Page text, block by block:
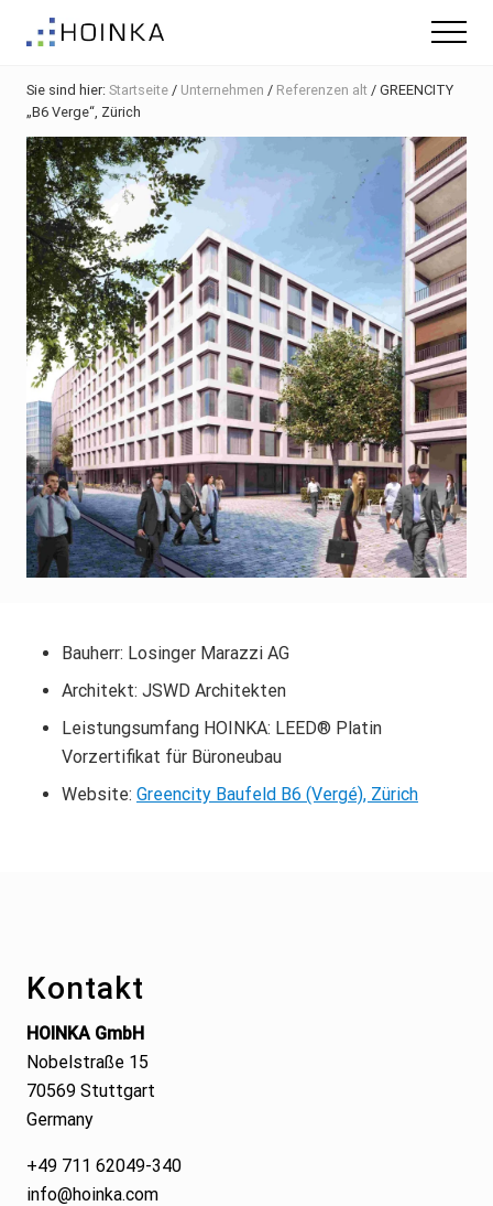
content
Hauptsidebar
Fußzeile
nachhaltig
Planen
Green
Building
Menu
Sie sind hier: Startseite / Unternehmen / Referenzen alt / GREENCITY
„B6 Verge“, Zürich
Bauherr: Losinger Marazzi AG
Architekt: JSWD Architekten
Leistungsumfang HOINKA: LEED® Platin
Vorzertifikat für Büroneubau
Website: Greencity Baufeld B6 (Vergé), Zürich
Kontakt
HOINKA GmbH
Nobelstraße 15
70569 Stuttgart
Germany
+49 711 62049-340
info@hoinka.com